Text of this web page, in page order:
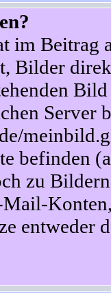
im Beitrag
Bilder
Server
befinden
zu